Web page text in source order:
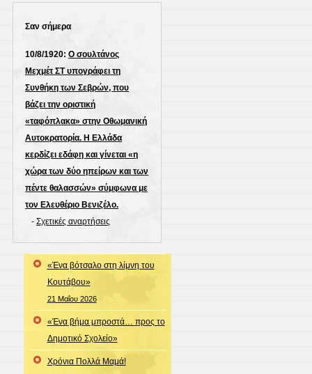
Σαν σήμερα
10/8/1920:Ο σουλτάνος
Μεχμέτ ΣΤ υπογράφει τη
Συνθήκη των Σεβρών, που
βάζει την οριστική
«ταφόπλακα» στην Οθωμανική
Αυτοκρατορία. Η Ελλάδα
κερδίζει εδάφη και γίνεται «η
χώρα των δύο ηπείρων και των
πέντε θαλασσών» σύμφωνα με
τον Ελευθέριο Βενιζέλο.
-Σχετικές αναρτήσεις
«Ένα βότσαλο στη λίμνη του
Κουτάβου»
21 Μαΐου 2026
«Ένα βήμα μπροστά… προς το
Δημοτικό Σχολείο»
Χρόνια Πολλά Μαμά!